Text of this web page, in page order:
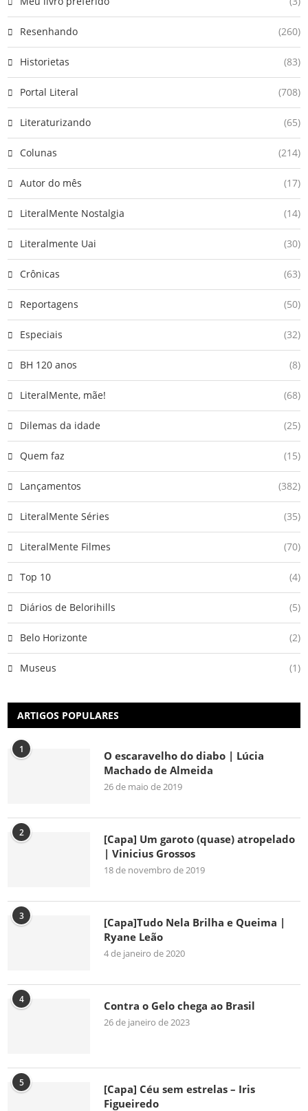
Resenhando (260)
Historietas (83)
Portal Literal (708)
Literaturizando (65)
Colunas (214)
Autor do mês (17)
LiteralMente Nostalgia (14)
Literalmente Uai (30)
Crônicas (63)
Reportagens (50)
Especiais (32)
BH 120 anos (8)
LiteralMente, mãe! (68)
Dilemas da idade (25)
Quem faz (15)
Lançamentos (382)
LiteralMente Séries (35)
LiteralMente Filmes (70)
Top 10 (4)
Diários de Belorihills (5)
Belo Horizonte (2)
Museus (1)
ARTIGOS POPULARES
1
O escaravelho do diabo | Lúcia
Machado de Almeida
26 de maio de 2019
2
[Capa] Um garoto (quase) atropelado
| Vinicius Grossos
18 de novembro de 2019
3
[Capa]Tudo Nela Brilha e Queima |
Ryane Leão
4 de janeiro de 2020
4 Contra o Gelo chega ao Brasil
26 de janeiro de 2023
5
[Capa] Céu sem estrelas – Iris
Figueiredo